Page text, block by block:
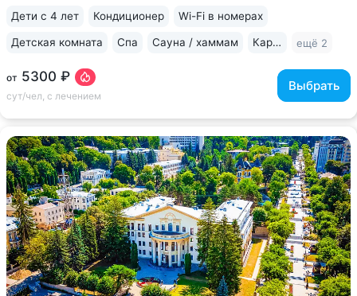
от 5300 ₽
сут/чел, с лечением
Выбрать
Дети с 4 лет Кондиционер Wi-Fi в номерах
Детская комната Спа Сауна / хаммам Караоке ещё 2